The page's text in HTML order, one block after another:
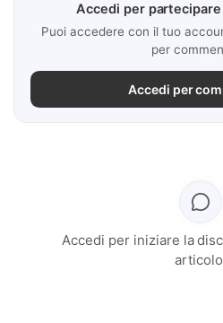
Accedi per
Puoi accedere con il tuo
per
Accedi per
Accedi per iniziare la